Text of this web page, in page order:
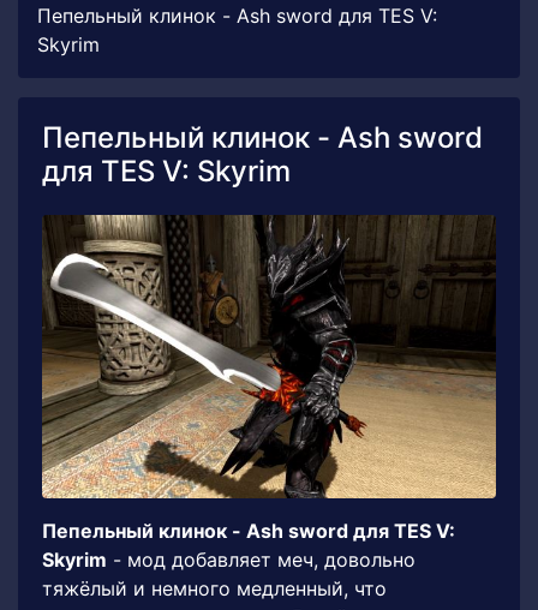
Пепельный клинок - Ash sword для TES V:
Skyrim
Пепельный клинок - Ash sword
для TES V: Skyrim
Пепельный клинок - Ash sword для TES V:
Skyrim - мод добавляет меч, довольно
тяжёлый и немного медленный, что